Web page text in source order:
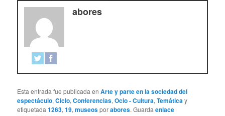
abores
Esta entrada fue publicada enArte y parte en la sociedad del
espectáculo,Ciclo,Conferencias,Ocio - Cultura,Temáticay
etiquetada1263,19,museosporabores. Guardaenlace